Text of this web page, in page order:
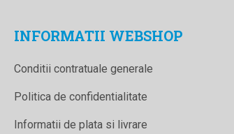
INFORMATII WEBSHOP
Conditii contratuale generale
Politica de confidentialitate
Informatii de plata si livrare